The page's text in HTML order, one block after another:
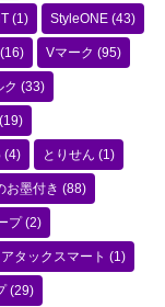
(1) StyleONE (43)
(16) Vマーク (95)
ク (33)
(19)
(4) とりせん (1)
お墨付き (88)
プ(2)
アタックスマート (1)
(29)